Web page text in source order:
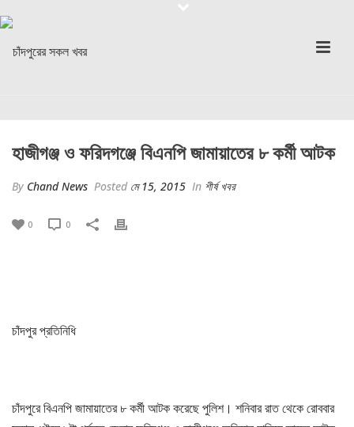
হাজীগঞ্জ ও ফরিদগঞ্জে বিএনপি জামায়াতের ৮ কর্মী আটক
By Chand News Posted মে 15, 2015 In শীর্ষ খবর
0 0
চাঁদপুর প্রতিনিধি
চাঁদপুরে বিএনপি জামায়াতের ৮ কর্মী আটক করেছে পুলিশ। শনিবার রাত থেকে রোববার